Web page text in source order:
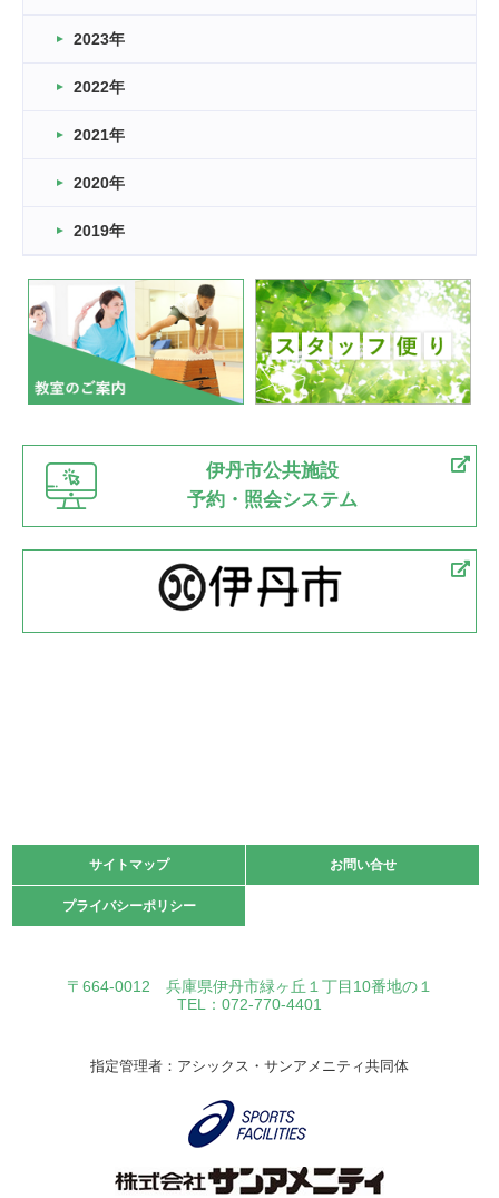
2023年
2022年
2021年
2020年
2019年
伊丹市公共施設
予約・照会システム
サイトマップ お問い合せ
プライバシーポリシー
サイトマップ お問い合せ
プライバシーポリシー
〒664-0012 兵庫県伊丹市緑ヶ丘１丁目10番地の１
TEL：072-770-4401
指定管理者：アシックス・サンアメニティ共同体